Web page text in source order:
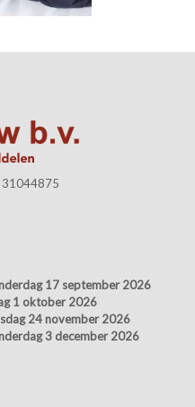
31044875
17 september 2026
1 oktober 2026
24 november 2026
3 december 2026